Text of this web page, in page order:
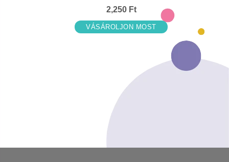
2,250 Ft
VÁSÁROLJON MOST